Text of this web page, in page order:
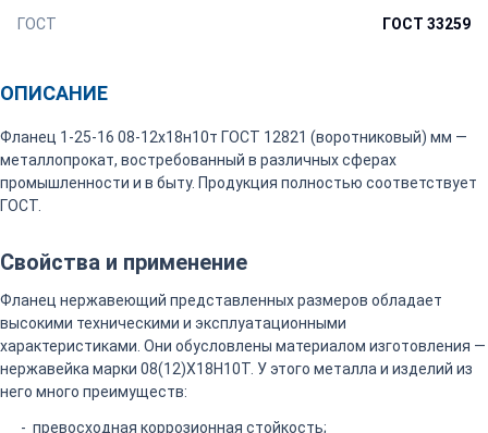
ГОСТ ГОСТ 33259
ОПИСАНИЕ
Фланец 1-25-16 08-12х18н10т ГОСТ 12821 (воротниковый) мм —
металлопрокат, востребованный в различных сферах
промышленности и в быту. Продукция полностью соответствует
ГОСТ.
Свойства и применение
Фланец нержавеющий представленных размеров обладает
высокими техническими и эксплуатационными
характеристиками. Они обусловлены материалом изготовления —
нержавейка марки 08(12)Х18Н10Т. У этого металла и изделий из
него много преимуществ:
превосходная коррозионная стойкость;